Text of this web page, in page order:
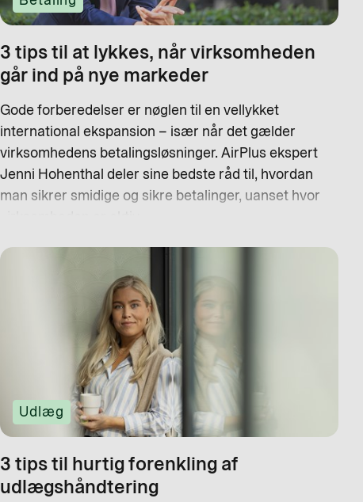
3 tips til at lykkes, når virksomheden
går ind på nye markeder
Gode forberedelser er nøglen til en vellykket
international ekspansion – især når det gælder
virksomhedens betalingsløsninger. AirPlus ekspert
Jenni Hohenthal deler sine bedste råd til, hvordan
man sikrer smidige og sikre betalinger, uanset hvor
Udlæg
3 tips til hurtig forenkling af
udlægshåndtering